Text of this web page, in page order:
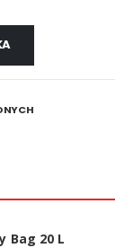
Bag 20 L